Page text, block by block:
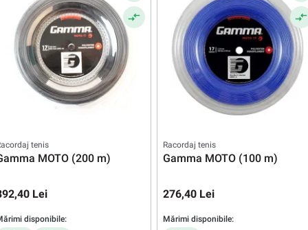
tenis
MOTO (200 m)
Lei
disponibile:
Racordaj tenis
Gamma MOTO (100 m)
276,40 Lei
Mărimi disponibile: